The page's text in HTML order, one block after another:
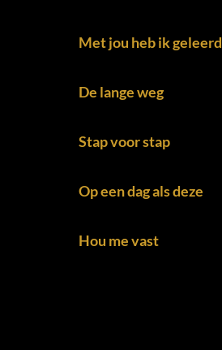
Met jou heb ik geleerd
De lange weg
Stap voor stap
Op een dag als deze
Hou me vast